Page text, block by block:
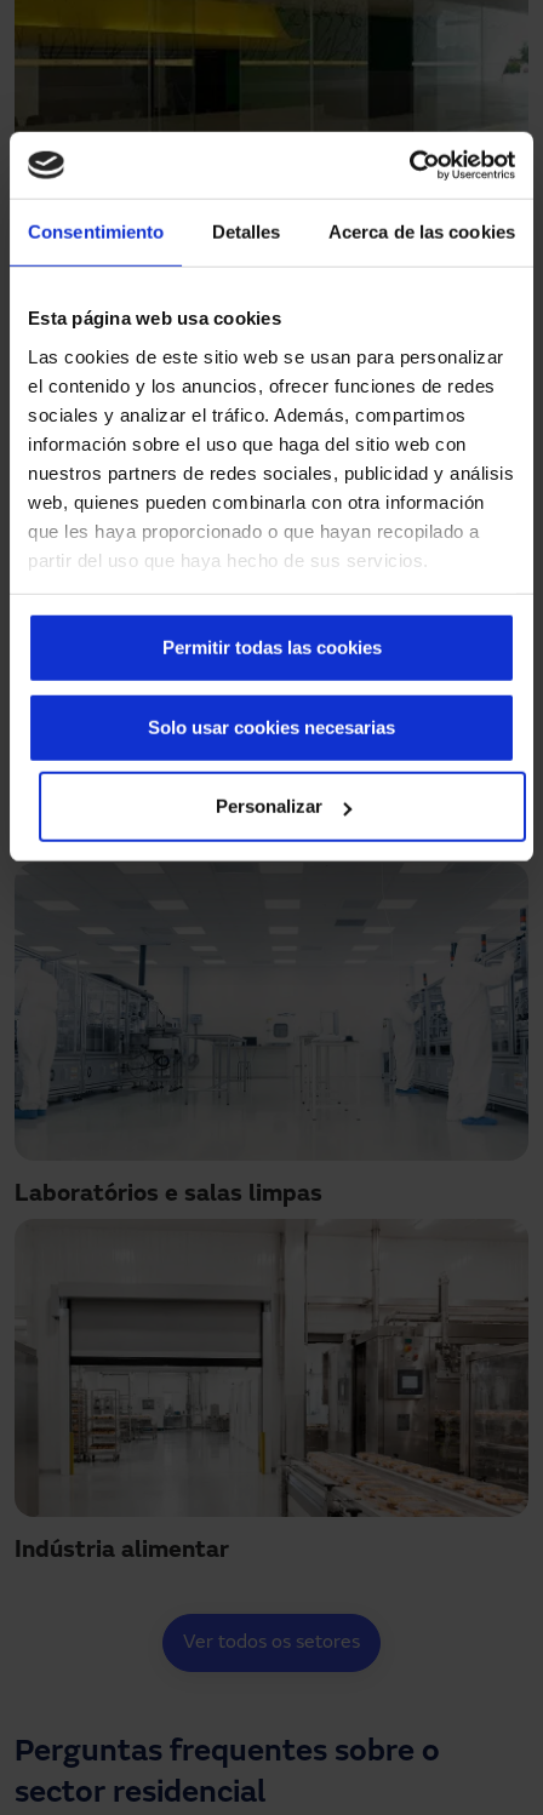
Consentimiento Detalles Acerca de las cookies
Esta página web usa cookies
Las cookies de este sitio web se usan para personalizar
el contenido y los anuncios, ofrecer funciones de redes
sociales y analizar el tráfico. Además, compartimos
información sobre el uso que haga del sitio web con
nuestros partners de redes sociales, publicidad y análisis
web, quienes pueden combinarla con otra información
que les haya proporcionado o que hayan recopilado a
partir del uso que haya hecho de sus servicios.
Permitir todas las cookies
Personalizar
Solo usar cookies necesarias
1
Porta automática de correr
antipânico
Área de partidas
Outros setores
Logística
Laboratórios e salas limpas
Indústria alimentar
Ver todos os setores
Perguntas frequentes sobre o
sector residencial